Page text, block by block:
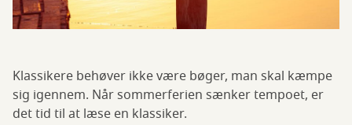
Klassikere behøver ikke være bøger, man skal kæmpe
sig igennem. Når sommerferien sænker tempoet, er
det tid til at læse en klassiker.